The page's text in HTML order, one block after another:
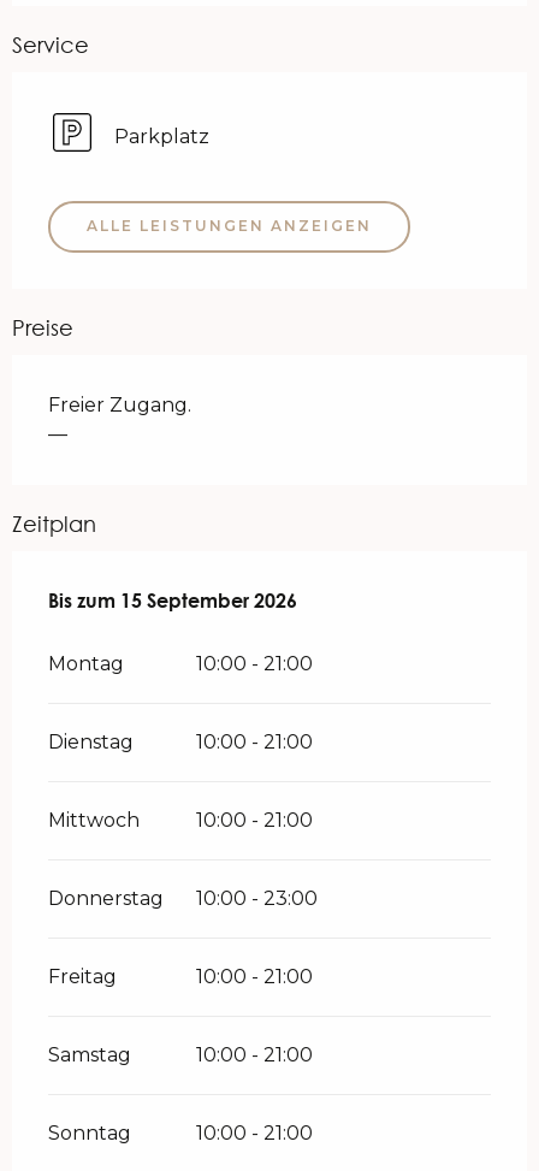
Service
Parkplatz
ALLE LEISTUNGEN ANZEIGEN
Preise
Freier Zugang.
—
Zeitplan
vom5 Mai 2026bis zum15 September 2026
Bis zum 15 September 2026
Montag 10:00 - 21:00
Dienstag 10:00 - 21:00
Mittwoch 10:00 - 21:00
Donnerstag 10:00 - 23:00
Freitag 10:00 - 21:00
Samstag 10:00 - 21:00
Sonntag 10:00 - 21:00